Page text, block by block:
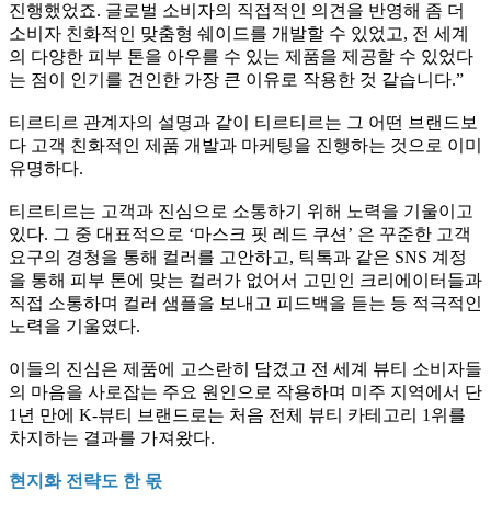
진행했었죠. 글로벌 소비자의 직접적인 의견을 반영해 좀 더
소비자 친화적인 맞춤형 쉐이드를 개발할 수 있었고, 전 세계
의 다양한 피부 톤을 아우를 수 있는 제품을 제공할 수 있었다
는 점이 인기를 견인한 가장 큰 이유로 작용한 것 같습니다.”
티르티르 관계자의 설명과 같이 티르티르는 그 어떤 브랜드보
다 고객 친화적인 제품 개발과 마케팅을 진행하는 것으로 이미
유명하다.
티르티르는 고객과 진심으로 소통하기 위해 노력을 기울이고
있다. 그 중 대표적으로 ‘마스크 핏 레드 쿠션’ 은 꾸준한 고객
요구의 경청을 통해 컬러를 고안하고, 틱톡과 같은 SNS 계정
을 통해 피부 톤에 맞는 컬러가 없어서 고민인 크리에이터들과
직접 소통하며 컬러 샘플을 보내고 피드백을 듣는 등 적극적인
노력을 기울였다.
이들의 진심은 제품에 고스란히 담겼고 전 세계 뷰티 소비자들
의 마음을 사로잡는 주요 원인으로 작용하며 미주 지역에서 단
1년 만에 K-뷰티 브랜드로는 처음 전체 뷰티 카테고리 1위를
차지하는 결과를 가져왔다.
현지화 전략도 한 몫